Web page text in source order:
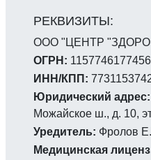
ООО "ЦЕНТР
ОГРН:
ИНН/КПП:
Юридический адрес:
Можайское ш., д. 10,
Уредитель: Фролов
Медицинская